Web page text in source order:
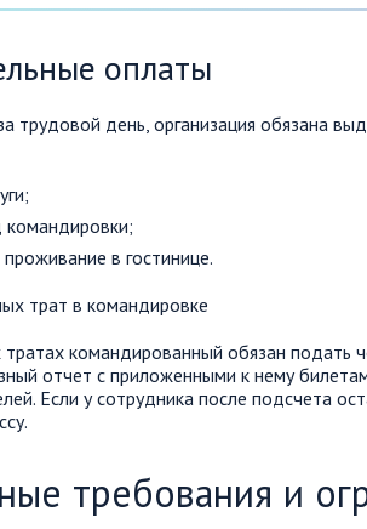
оплаты
трудовой день, организация обязана
в гостинице.
командированный обязан подать
отчет с приложенными к нему
Если у сотрудника после подсчета
требования и